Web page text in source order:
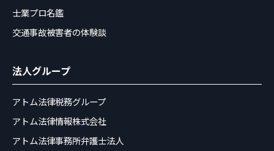
士業プロ名鑑
交通事故被害者の体験談
法人グループ
アトム法律税務グループ
アトム法律情報株式会社
アトム法律事務所弁護士法人